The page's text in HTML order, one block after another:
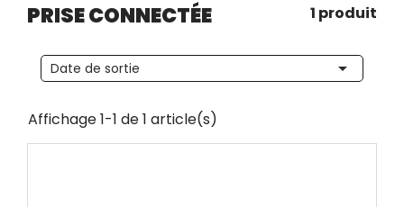
PRISE CONNECTÉE 1 produit
Date de sortie 
Affichage 1-1 de 1 article(s)